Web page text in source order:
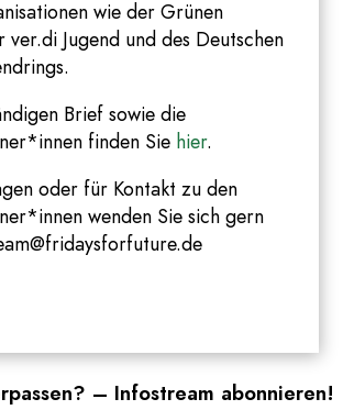
wie der Grünen
ver.di Jugend und des Deutschen
Brief sowie die
finden Sie hier.
oder für Kontakt zu den
wenden Sie sich gern
– Infostream abonnieren!